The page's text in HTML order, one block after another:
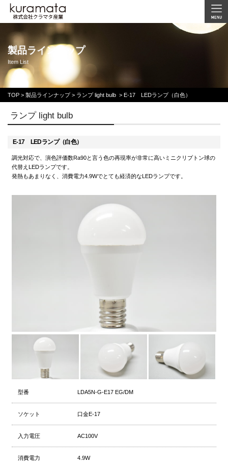
製品ラインナップ
Item List
TOP > 製品ラインナップ > ランプ light bulb > E-17 LEDランプ（白色）
ランプ light bulb
E-17 LEDランプ（白色）
調光対応で、演色評価数Ra90と言う色の再現率が非常に高いミニクリプトン球の
代替えLEDランプです。
発熱もあまりなく、消費電力4.9Wでとても経済的なLEDランプです。
型番 LDA5N-G-E17 EG/DM
ソケット 口金E-17
入力電圧 AC100V
消費電力 4.9W